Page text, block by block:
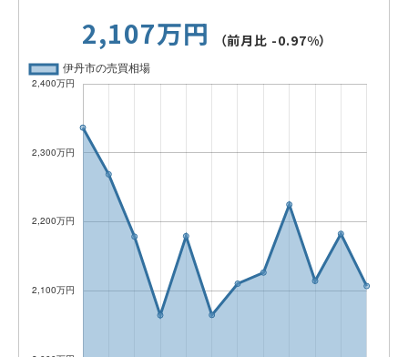
2,107万円 （前月比 -0.97%）